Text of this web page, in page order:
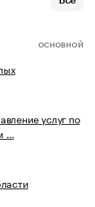
ОСНОВНОЙ
услуг по
…